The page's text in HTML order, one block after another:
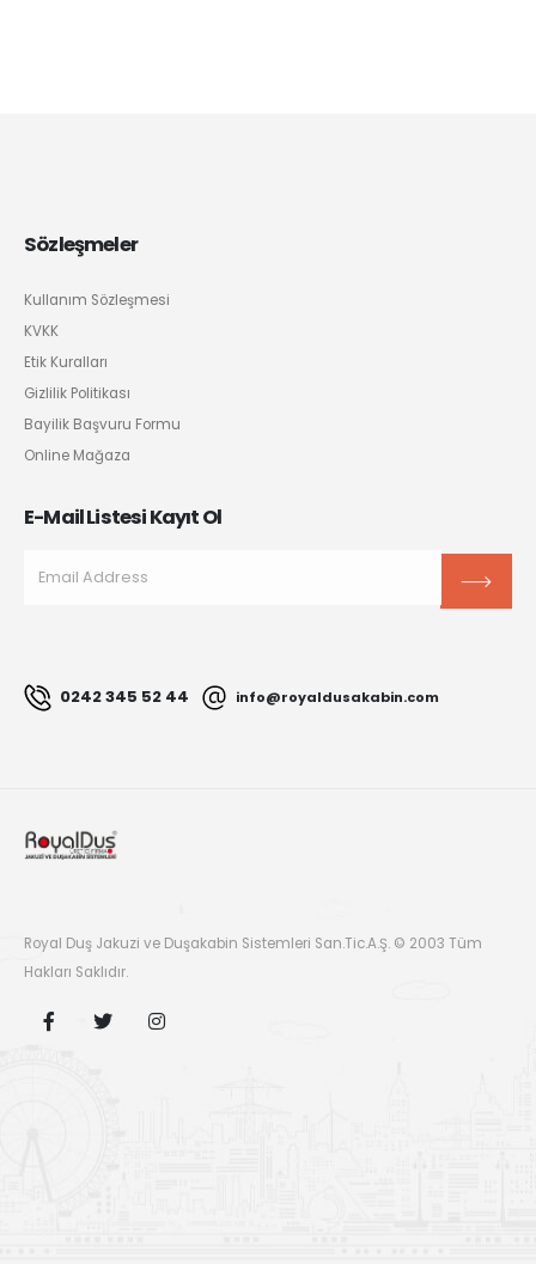
Sözleşmeler
Kullanım Sözleşmesi
KVKK
Etik Kuralları
Gizlilik Politikası
Bayilik Başvuru Formu
Online Mağaza
E-Mail Listesi Kayıt Ol
0242 345 52 44 info@royaldusakabin.com
Royal Duş Jakuzi ve Duşakabin Sistemleri San.Tic.A.Ş. © 2003 Tüm
Hakları Saklıdır.